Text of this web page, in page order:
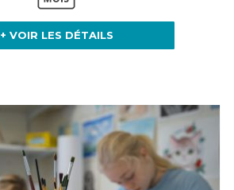
+ VOIR LES DÉTAILS